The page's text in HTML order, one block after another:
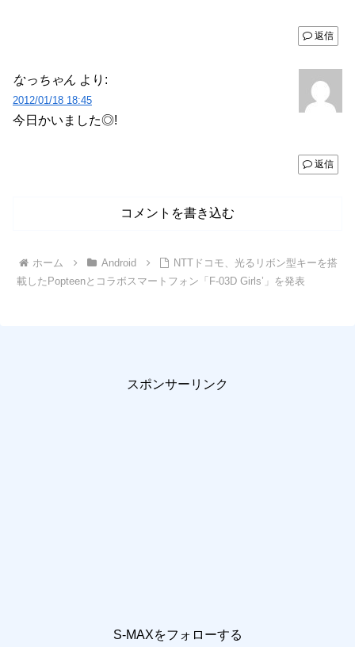
返信
なっちゃん より:
2012/01/18 18:45
今日かいました◎!
返信
コメントを書き込む
ホーム Android
NTTドコモ、光るリボン型キーを搭
載したPopteenとコラボスマートフォン「F-03D Girls’」を発表
スポンサーリンク
S-MAXをフォローする